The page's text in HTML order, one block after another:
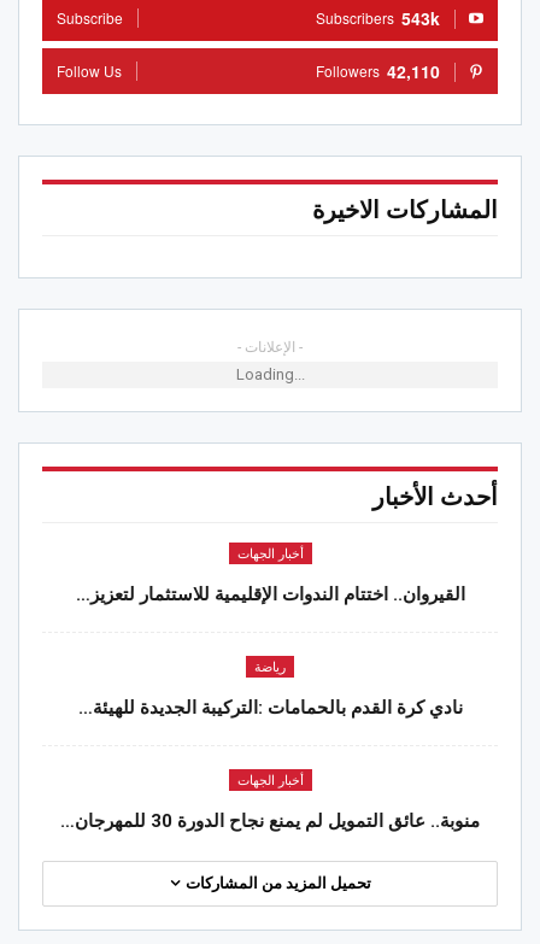
543k
Subscribers
Subscribe
42,110
Followers
Follow Us
المشاركات الاخيرة
- الإعلانات -
Loading...
أحدث الأخبار
أخبار الجهات
القيروان.. اختتام الندوات الإقليمية للاستثمار لتعزيز…
رياضة
نادي كرة القدم بالحمامات :التركيبة الجديدة للهيئة…
أخبار الجهات
منوبة.. عائق التمويل لم يمنع نجاح الدورة 30 للمهرجان…
تحميل المزيد من المشاركات